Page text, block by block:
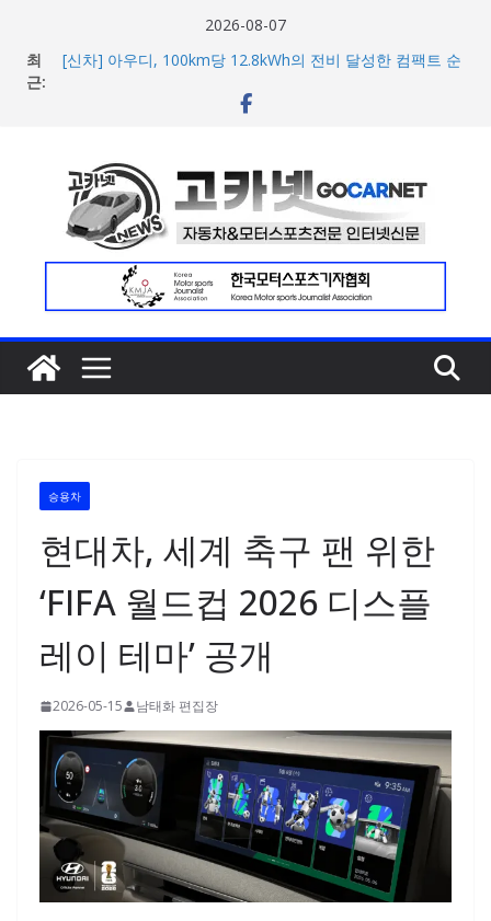
2026-08-07
최
근:
[신차] 아우디, 100km당 12.8kWh의 전비 달성한 컴팩트 순
현대차, 8세대 완전변경 ‘디 올 뉴 아반떼’ 주요 사양 및 가격
증가
한국타이어, 안전한 여름철 주행 위한 타이어 관리법 제안
포뮬러 E, 시즌13 일정 변경 및 모나코 ePrix와 2031년까지
장기 계약 연장 발표
승용차
현대차, 세계 축구 팬 위한
‘FIFA 월드컵 2026 디스플
레이 테마’ 공개
2026-05-15 남태화 편집장